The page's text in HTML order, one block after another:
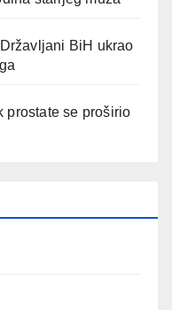
BiH ukrao
prostate se proširio